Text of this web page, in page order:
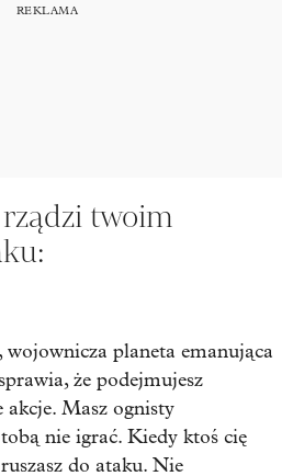
twoim
planeta emanująca
że podejmujesz
akcje. Masz ognisty
nie igrać. Kiedy ktoś cię
do ataku. Nie